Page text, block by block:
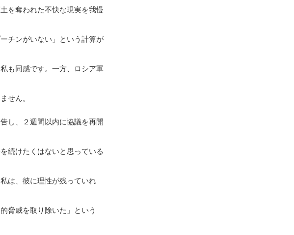
を奪われた不快な現実を我慢
チンがいない」という計算が
も同感です。一方、ロシア軍
せん。
し、２週間以内に協議を再開
続けたくはないと思っている
は、彼に理性が残っていれ
脅威を取り除いた」という